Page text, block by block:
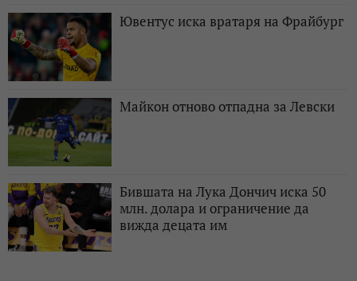
Ювентус иска вратаря на Фрайбург
Майкон отново отпадна за Левски
Бившата на Лука Дончич иска 50
млн. долара и ограничение да
вижда децата им